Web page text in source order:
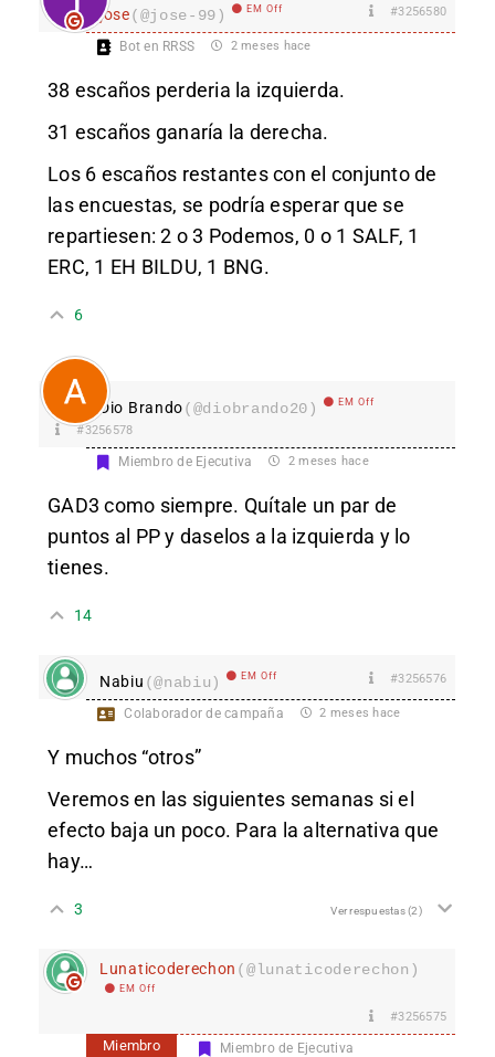
jose(@jose-99) EM Off #3256580
Bot en RRSS 2 meses hace
38 escaños perderia la izquierda.
31 escaños ganaría la derecha.
Los 6 escaños restantes con el conjunto de
las encuestas, se podría esperar que se
repartiesen: 2 o 3 Podemos, 0 o 1 SALF, 1
ERC, 1 EH BILDU, 1 BNG.
6
Dio Brando(@diobrando20) EM Off
#3256578
Miembro de Ejecutiva 2 meses hace
GAD3 como siempre. Quítale un par de
puntos al PP y daselos a la izquierda y lo
tienes.
14
Nabiu (@nabiu) EM Off #3256576
Colaborador de campaña 2 meses hace
Y muchos “otros”
Veremos en las siguientes semanas si el
efecto baja un poco. Para la alternativa que
hay…
3 Ver respuestas(2)
Lunaticoderechon (@lunaticoderechon)
EM Off
#3256575
Miembro Miembro de Ejecutiva